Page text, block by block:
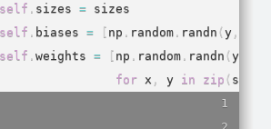
self . sizes = sizes
self . biases = [ np . random . randn (y ,
self . weights = [ np . random . randn (y
for x , y in zip ( sizes